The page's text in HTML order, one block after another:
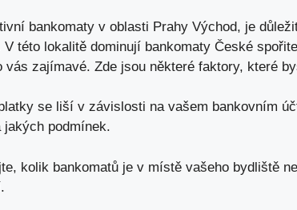
bankomaty v ⁤oblasti Prahy Východ, je
této lokalitě dominují bankomaty České
vás zajímavé. Zde jsou některé faktory, které
se liší v závislosti na⁣ vašem ‌bankovním
podmínek.
kolik bankomatů je v místě vašeho ‍bydliště